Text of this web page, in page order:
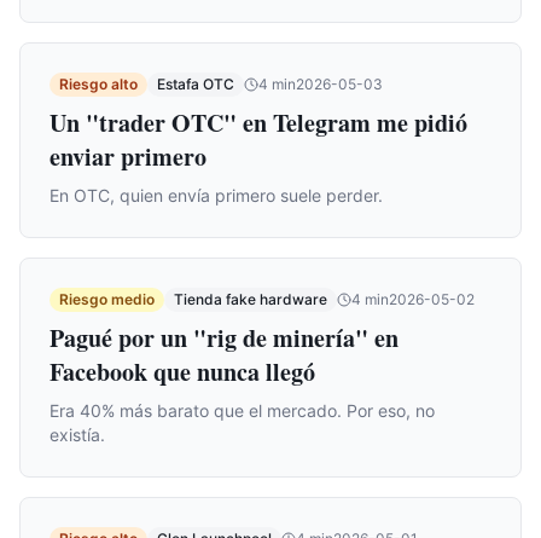
Riesgo alto Estafa OTC 4 min2026-05-03
Un "trader OTC" en Telegram me pidió
enviar primero
En OTC, quien envía primero suele perder.
Riesgo medio Tienda fake hardware 4 min2026-05-02
Pagué por un "rig de minería" en
Facebook que nunca llegó
Era 40% más barato que el mercado. Por eso, no
existía.